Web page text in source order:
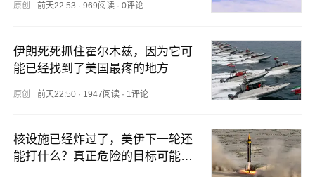
原创 前天22:53 · 969阅读· 0评论
伊朗死死抓住霍尔木兹，因为它可
能已经找到了美国最疼的地方
原创 前天22:50· 1947阅读· 1评论
核设施已经炸过了，美伊下一轮还
能打什么？真正危险的目标可能浮